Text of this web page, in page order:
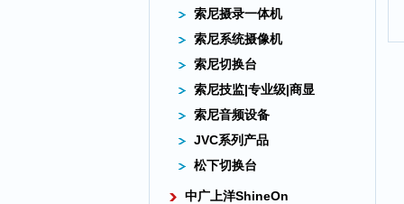
索尼摄录一体机
索尼系统摄像机
索尼切换台
索尼技监|专业级|商显
索尼音频设备
JVC系列产品
松下切换台
中广上洋ShineOn